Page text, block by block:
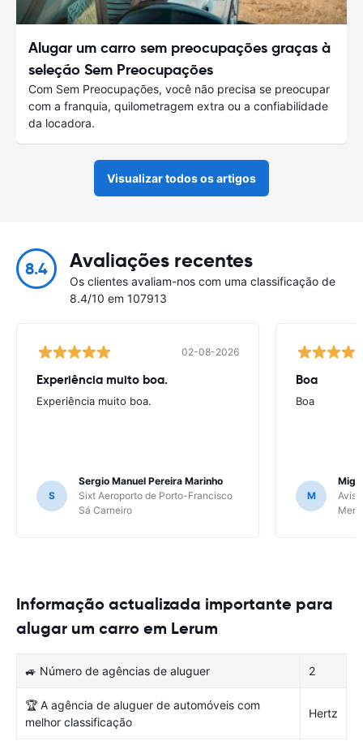
Alugar um carro sem preocupações graças à
seleção Sem Preocupações
Com Sem Preocupações, você não precisa se preocupar
com a franquia, quilometragem extra ou a confiabilidade
da locadora.
Visualizar todos os artigos
8.4 Avaliações recentes
Os clientes avaliam-nos com uma classificação de
8.4/10 em 107913
02-08-2026
Experiência muito boa.
Experiência muito boa.
S
Sergio Manuel Pereira Marinho
Sixt Aeroporto de Porto-Francisco
Sá Carneiro
Boa
Boa
M
Avis
Informação actualizada importante para
alugar um carro em Lerum
🚙 Número de agências de aluguer 2
🏆 A agência de aluguer de automóveis com
melhor classificação
Hertz